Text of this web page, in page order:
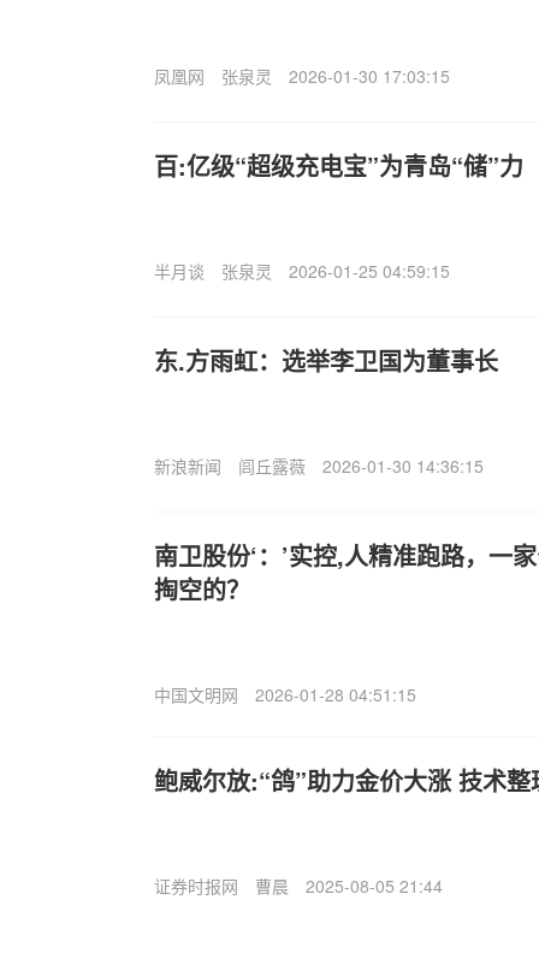
凤凰网 张泉灵 2026-01-30 17:03:15
百:亿级“超级充电宝”为青岛“储”力
半月谈 张泉灵 2026-01-25 04:59:15
东.方雨虹：选举李卫国为董事长
新浪新闻 闾丘露薇 2026-01-30 14:36:15
南卫股份‘：’实控,人精准跑路，一
掏空的？
中国文明网 2026-01-28 04:51:15
鲍威尔放:“鸽”助力金价大涨 技术
证券时报网 曹晨 2025-08-05 21:44